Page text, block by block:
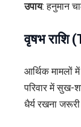
उपाय: हनुमान
वृषभ राशि
आर्थिक मामलों
परिवार में सुख-
धैर्य रखना